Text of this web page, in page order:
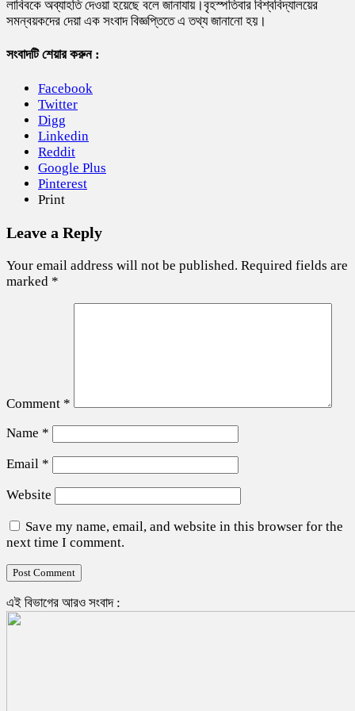
লাবিবকে অব্যাহতি দেওয়া হয়েছে বলে জানাযায়।বৃহস্পতিবার বিশ্ববিদ্যালয়ের
সমন্বয়কদের দেয়া এক সংবাদ বিজ্ঞপ্তিতে এ তথ্য জানানো হয়।
সংবাদটি শেয়ার করুন :
Facebook
Twitter
Digg
Linkedin
Reddit
Google Plus
Pinterest
Print
Leave a Reply
Your email address will not be published. Required fields are
marked *
Comment *
Name *
Email *
Website
Save my name, email, and website in this browser for the
next time I comment.
এই বিভাগের আরও সংবাদ :